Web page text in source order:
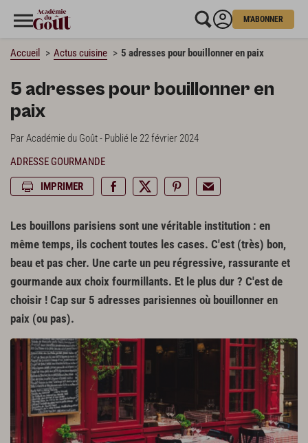
M'ABONNER
Accueil Actus cuisine 5 adresses pour bouillonner en paix
5 adresses pour bouillonner en
paix
Par Académie du Goût - Publié le 22 février 2024
ADRESSE GOURMANDE
IMPRIMER
Les bouillons parisiens sont une véritable institution : en
même temps, ils cochent toutes les cases. C'est (très) bon,
beau et pas cher. Une carte un peu régressive, rassurante et
gourmande aux choix fourmillants. Et le plus dur ? C'est de
choisir ! Cap sur 5 adresses parisiennes où bouillonner en
paix (ou pas).